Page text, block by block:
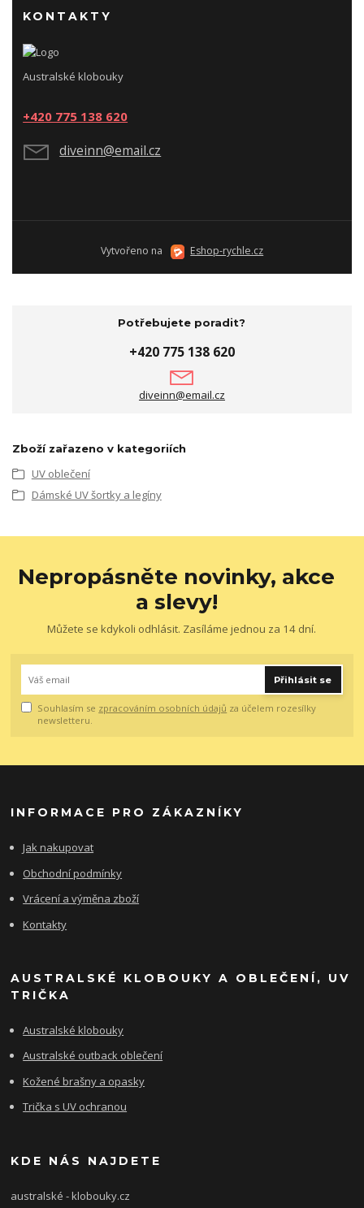
KONTAKTY
Australské klobouky
+420 775 138 620
diveinn@email.cz
Vytvořeno na Eshop-rychle.cz
Potřebujete poradit?
+420 775 138 620
diveinn@email.cz
Zboží zařazeno v kategoriích
UV oblečení
Dámské UV šortky a legíny
Nepropásněte novinky, akce
a slevy!
Můžete se kdykoli odhlásit. Zasíláme jednou za 14 dní.
Přihlásit se
Souhlasím se zpracováním osobních údajů za účelem rozesílky
newsletteru.
INFORMACE PRO ZÁKAZNÍKY
Jak nakupovat
Obchodní podmínky
Vrácení a výměna zboží
Kontakty
AUSTRALSKÉ KLOBOUKY A OBLEČENÍ, UV
TRIČKA
Australské klobouky
Australské outback oblečení
Kožené brašny a opasky
Trička s UV ochranou
KDE NÁS NAJDETE
australské - klobouky.cz